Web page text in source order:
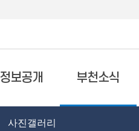
정보공개 부천소식
사진갤러리